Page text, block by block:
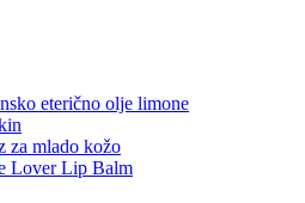
eterično olje limone
za mlado kožo
Lover Lip Balm